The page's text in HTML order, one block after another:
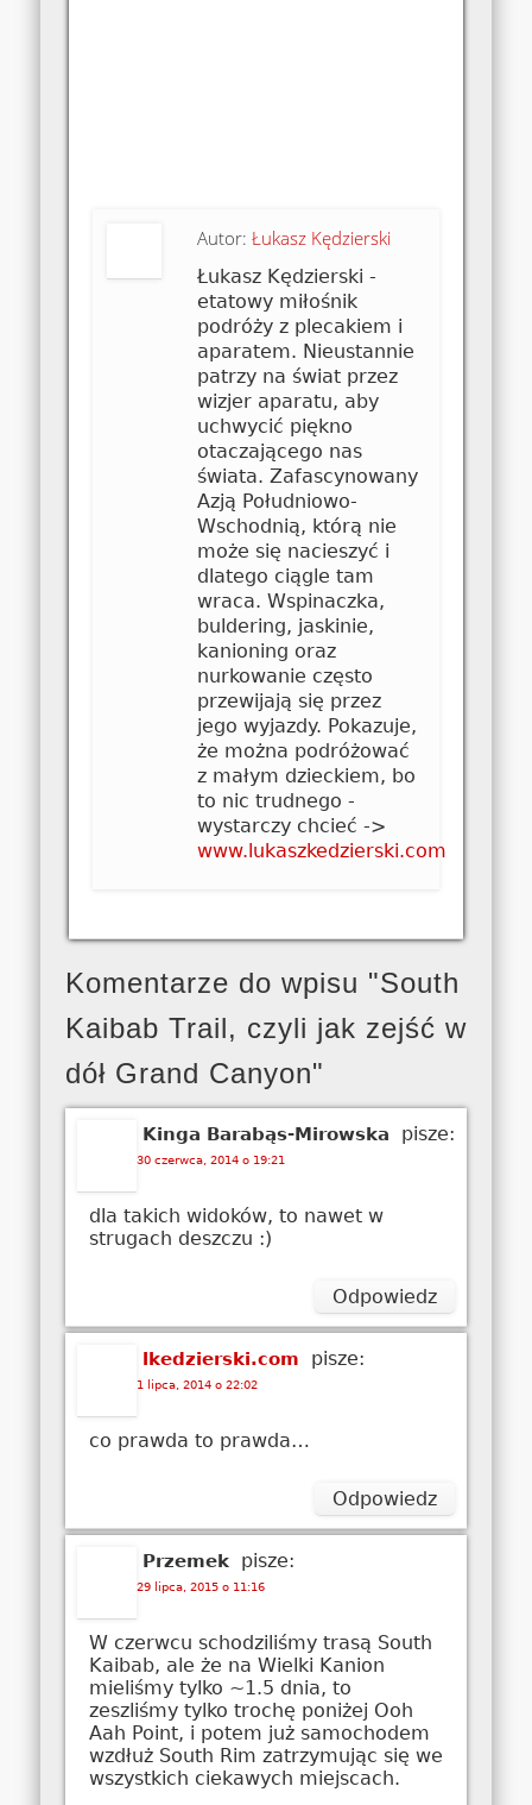
Autor:Łukasz Kędzierski
Łukasz Kędzierski -
etatowy miłośnik
podróży z plecakiem i
aparatem. Nieustannie
patrzy na świat przez
wizjer aparatu, aby
uchwycić piękno
otaczającego nas
świata. Zafascynowany
Azją Południowo-
Wschodnią, którą nie
może się nacieszyć i
dlatego ciągle tam
wraca. Wspinaczka,
buldering, jaskinie,
kanioning oraz
nurkowanie często
przewijają się przez
jego wyjazdy. Pokazuje,
że można podróżować
z małym dzieckiem, bo
to nic trudnego -
wystarczy chcieć ->
www.lukaszkedzierski.com
Komentarze do wpisu "South
Kaibab Trail, czyli jak zejść w
dół Grand Canyon"
Kinga Barabąs-Mirowska pisze:
30 czerwca, 2014 o 19:21
dla takich widoków, to nawet w
strugach deszczu :)
Odpowiedz
lkedzierski.com pisze:
1 lipca, 2014 o 22:02
co prawda to prawda…
Odpowiedz
Przemek pisze:
29 lipca, 2015 o 11:16
W czerwcu schodziliśmy trasą South
Kaibab, ale że na Wielki Kanion
mieliśmy tylko ~1.5 dnia, to
zeszliśmy tylko trochę poniżej Ooh
Aah Point, i potem już samochodem
wzdłuż South Rim zatrzymując się we
wszystkich ciekawych miejscach.